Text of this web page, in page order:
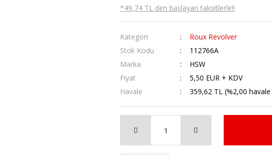
*49,74 TL den başlayan taksitlerle!!
Kategori
Roux Revolver
Stok Kodu
112766A
Marka
HSW
Fiyat
5,50 EUR + KDV
Havale
359,62 TL (%2,00